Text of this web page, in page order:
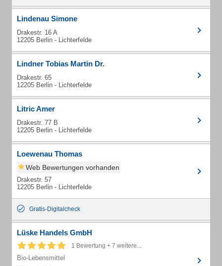
Lindenau Simone
Drakestr. 16 A
12205 Berlin - Lichterfelde
Lindner Tobias Martin Dr.
Drakestr. 65
12205 Berlin - Lichterfelde
Litric Amer
Drakestr. 77 B
12205 Berlin - Lichterfelde
Loewenau Thomas
Web Bewertungen vorhanden
Drakestr. 57
12205 Berlin - Lichterfelde
Gratis-Digitalcheck
Lüske Handels GmbH
1 Bewertung + 7 weitere...
Bio-Lebensmittel